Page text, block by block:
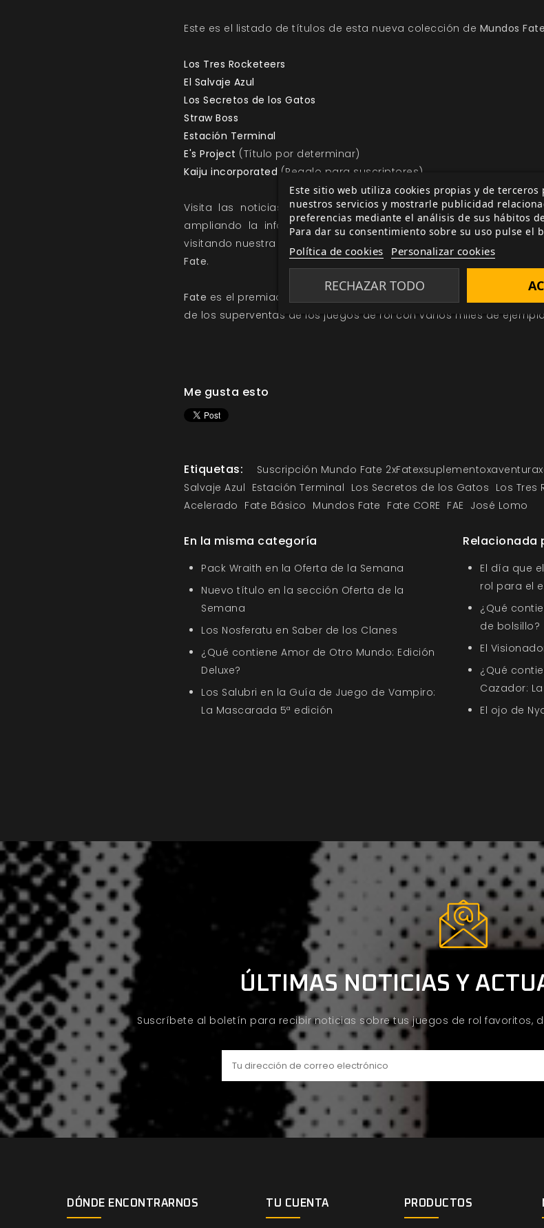
Este es el listado de títulos de esta nueva colección de Mundos Fate
Los Tres Rocketeers
El Salvaje Azul
Los Secretos de los Gatos
Straw Boss
Estación Terminal
E's Project (Título por determinar)
Kaiju incorporated (Regalo para suscriptores)
Visita las noticias previaspara conocer más sobre estos
ampliando la información sobre cada uno de losMundos Fate
visitando nuestra web para descubrir todos los mundos incluidos
Fate.
Fate es el premiado sistema de juego de Evil Hat enfocado a la
de los superventas de los juegos de rol con varios miles de
Me gusta esto
Etiquetas: Suscripción Mundo Fate
Salvaje Azul Estación Terminal Los Secretos de los Gatos Los Tres
Acelerado Fate Básico Mundos Fate Fate CORE FAE José Lomo
En la misma categoría
Pack Wraith en la Oferta de la Semana
Nuevo título en la sección Oferta de la
Semana
Los Nosferatu en Saber de los Clanes
¿Qué contiene Amor de Otro Mundo: Edición
Deluxe?
Los Salubri en la Guía de Juego de Vampiro:
La Mascarada 5ª edición
Relacionada
El día que
rol para el
¿Qué
de bolsillo?
El
¿Qué
Cazador:
El ojo de
ÚLTIMAS NOTICIAS Y
Suscríbete al boletín para recibir noticias sobre tus juegos de rol favoritos,
DÓNDE ENCONTRARNOS TU CUENTA PRODUCTOS
Este sitio web utiliza cookies propias y de terceros
nuestros servicios y mostrarle publicidad
preferencias mediante el análisis de sus hábitos
Para dar su consentimiento sobre su uso pulse el
Política de cookies Personalizar cookies
RECHAZAR TODO